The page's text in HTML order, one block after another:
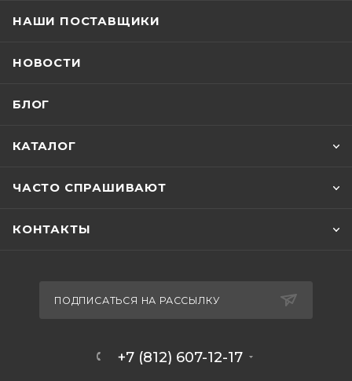
НАШИ ПОСТАВЩИКИ
НОВОСТИ
БЛОГ
КАТАЛОГ
ЧАСТО СПРАШИВАЮТ
КОНТАКТЫ
ПОДПИСАТЬСЯ НА РАССЫЛКУ
+7 (812) 607-12-17